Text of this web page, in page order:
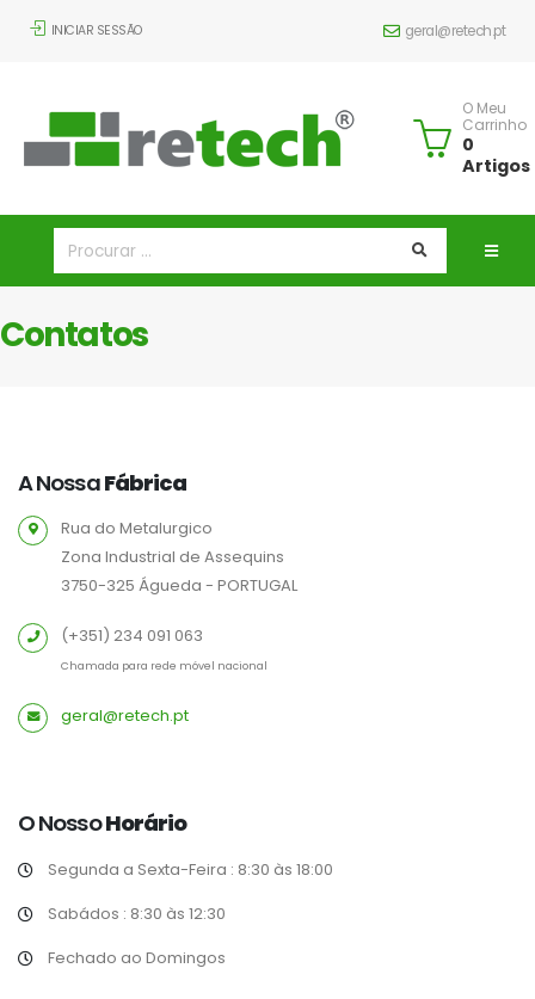
INICIAR SESSÃO geral@retech.pt
O Meu
Carrinho
0
Artigos
Contatos
A NossaFábrica
Rua do Metalurgico
Zona Industrial de Assequins
3750-325 Águeda - PORTUGAL
(+351) 234 091 063
Chamada para rede móvel nacional
geral@retech.pt
O NossoHorário
Segunda a Sexta-Feira : 8:30 às 18:00
Sabádos : 8:30 às 12:30
Fechado ao Domingos